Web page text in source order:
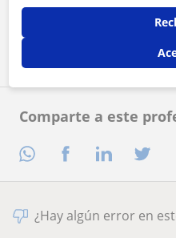
Comparte a este
¿Hay algún error en